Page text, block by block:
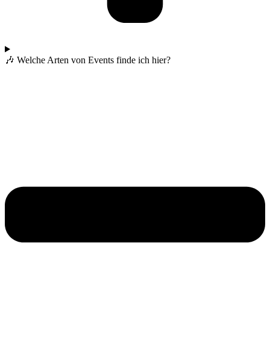
🎶 Welche Arten von Events finde ich hier?